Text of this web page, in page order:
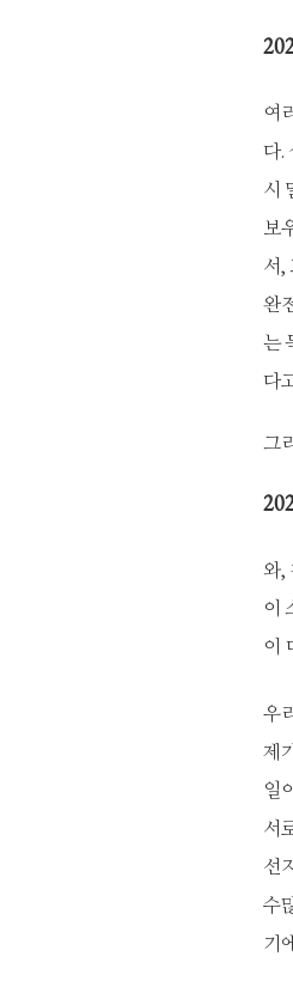
여
다.
시
보
서,
완
는
다
그
와,
이
이
우
제
일
서
선
수
기